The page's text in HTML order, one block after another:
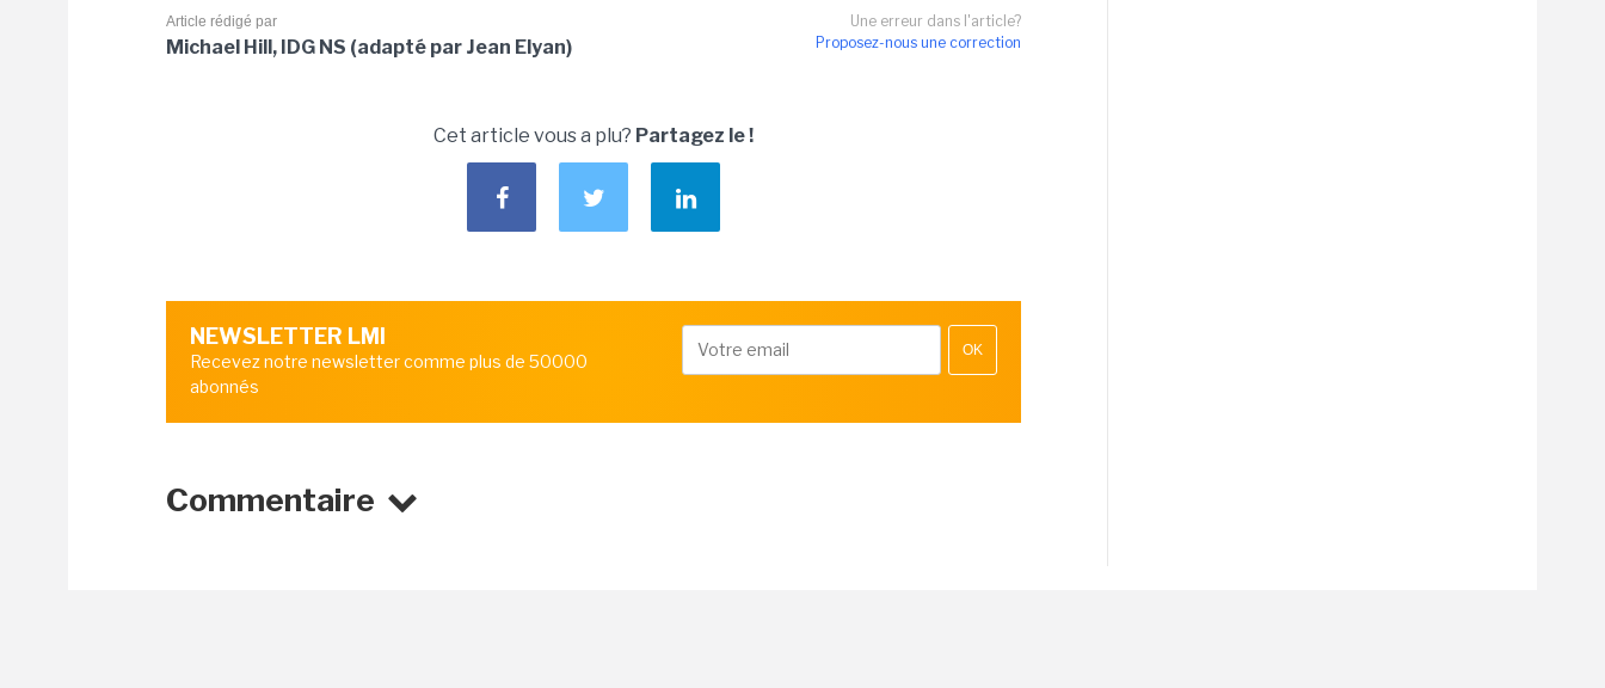
Une erreur dans l'article?
Proposez-nous une correction
Article rédigé par
Michael Hill, IDG NS (adapté par Jean Elyan)
Cet article vous a plu? Partagez le !
NEWSLETTER LMI
Recevez notre newsletter comme plus de 50000
abonnés
OK
Commentaire